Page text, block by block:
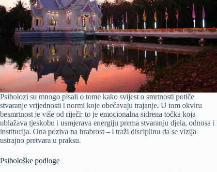
Psiholozi su mnogo pisali o tome kako svijest o smrtnosti potiče
stvaranje vrijednosti i normi koje obećavaju trajanje. U tom okviru
besmrtnost je više od riječi: to je emocionalna sidrena točka koja
ublažava tjeskobu i usmjerava energiju prema stvaranju djela, odnosa i
institucija. Ona poziva na hrabrost – i traži disciplinu da se vizija
ustrajno pretvara u praksu.
Psihološke podloge